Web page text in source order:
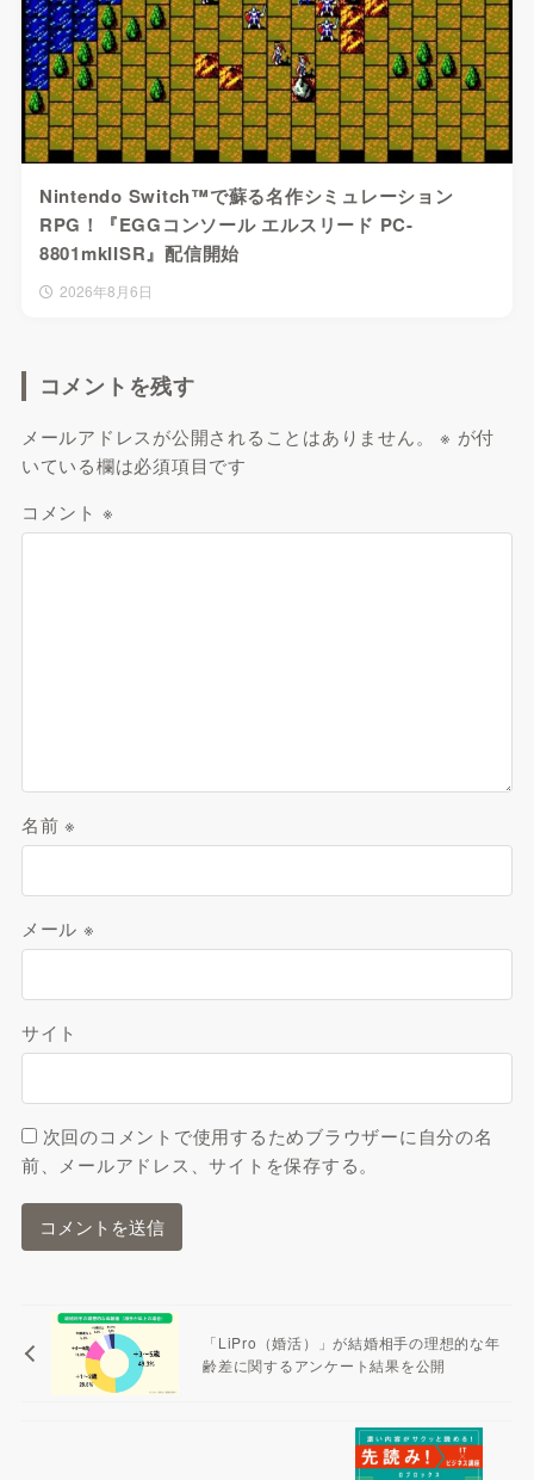
Nintendo Switch™で蘇る名作シミュレーション
RPG！『EGGコンソール エルスリード PC-
8801mkIISR』配信開始
2026年8月6日
コメントを残す
メールアドレスが公開されることはありません。 ※ が付
いている欄は必須項目です
コメント ※
名前※
メール ※
サイト
次回のコメントで使用するためブラウザーに自分の名
前、メールアドレス、サイトを保存する。
「LiPro（婚活）」が結婚相手の理想的な年
齢差に関するアンケート結果を公開